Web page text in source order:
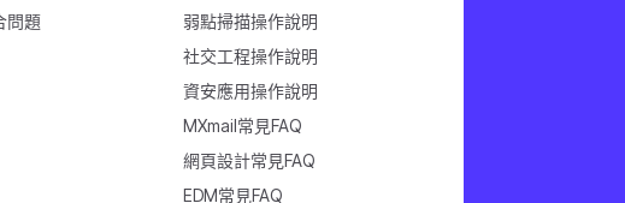
問題
弱點掃描操作說明
社交工程操作說明
資安應用操作說明
MXmail常見FAQ
網頁設計常見FAQ
EDM常見FAQ